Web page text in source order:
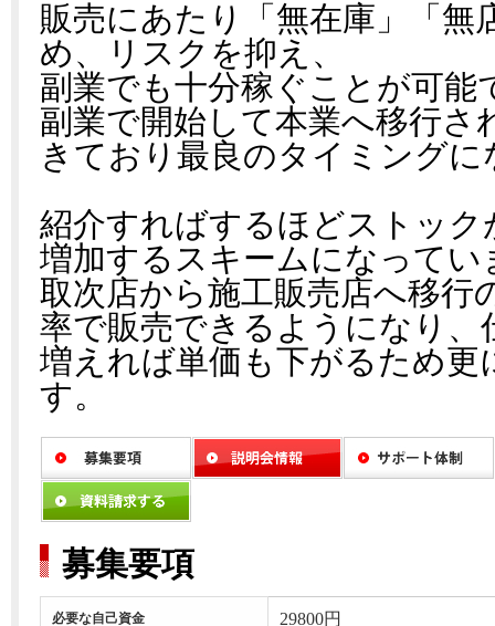
販売にあたり「無在庫」「無
め、リスクを抑え、
副業でも十分稼ぐことが可能
副業で開始して本業へ移行さ
きており最良のタイミング
紹介すればするほどストック
増加するスキームになってい
取次店から施工販売店へ移行
率で販売できるようになり、
増えれば単価も下がるため更
す。
募集要項
必要な自己資金 29800円